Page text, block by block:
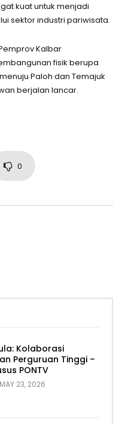
kuat untuk menjadi
sektor industri pariwisata.
Kalbar
fisik berupa
Paloh dan Temajuk
berjalan lancar.
0
Kolaborasi
Perguruan Tinggi –
PONTV
MAY 23, 2026